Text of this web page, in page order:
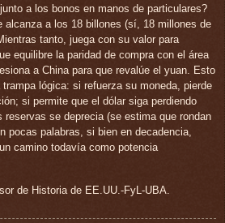
a los bonos en manos de particulares?
alcanza a los 18 billones (sí, 18 millones de
tanto, juega con su valor para
equilibre la paridad de compra con el área
a China para que revalúe el yuan. Esto
lógica: si refuerza su moneda, pierde
si permite que el dólar siga perdiendo
reservas se deprecia (se estima que rondan
pocas palabras, si bien en decadencia,
camino todavía como potencia
de Historia de EE.UU.-FyL-UBA.